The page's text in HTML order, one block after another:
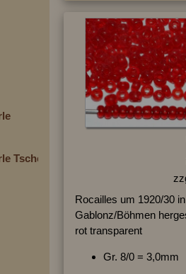
Tschechien
Rocailles um 1920/30 in
Gablonz/Böhmen
rot transparent
Gr. 8/0 = 3,0mm